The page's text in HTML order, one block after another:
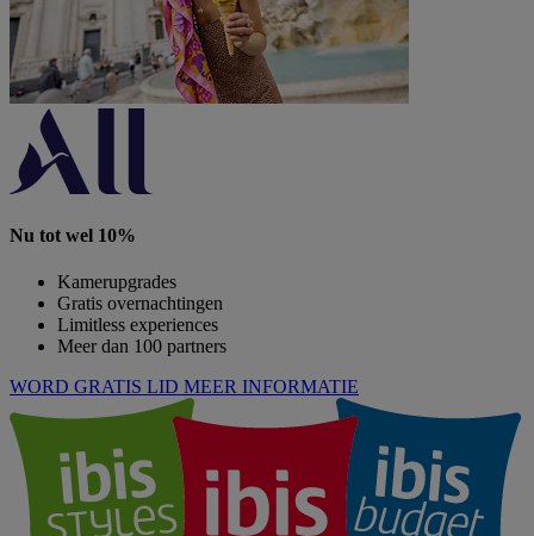
Nu tot wel 10%
Kamerupgrades
Gratis overnachtingen
Limitless experiences
Meer dan 100 partners
WORD GRATIS LID MEER INFORMATIE